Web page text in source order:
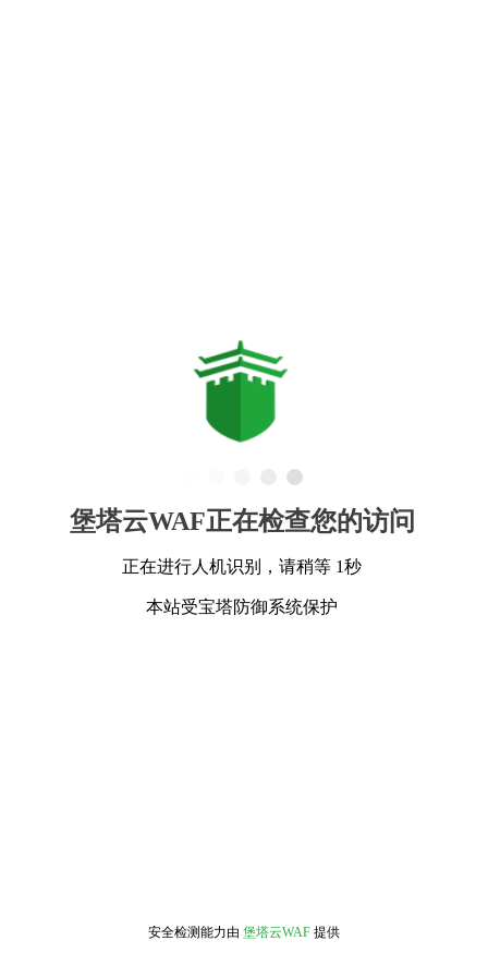
堡塔云WAF正在检查您的访问
正在进行人机识别，请稍等 1秒
本站受宝塔防御系统保护
安全检测能力由 堡塔云WAF 提供